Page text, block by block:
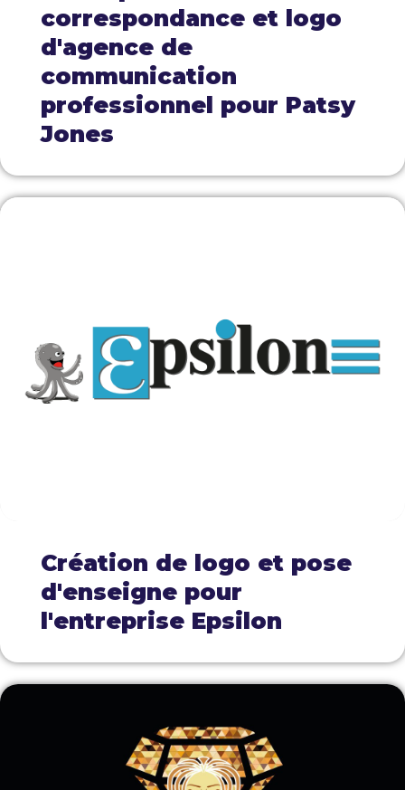
correspondance et logo
d'agence de
communication
professionnel pour Patsy
Jones
Création de logo et pose
d'enseigne pour
l'entreprise Epsilon